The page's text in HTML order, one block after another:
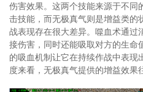
伤害效果。这两个技能来源于不同
击技能，而无极真气则是增益类的
战表现存在很大差异。噬血术通过
接伤害，同时还能吸取对方的生命
的吸血机制让它在持续作战中表现
度来看，无极真气提供的增益效果